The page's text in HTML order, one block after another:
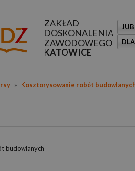
ZAKŁAD
DOSKONALENIA
ZAWODOWEGO
KATOWICE
» Kosztorysowanie robót budowlanych
budowlanych